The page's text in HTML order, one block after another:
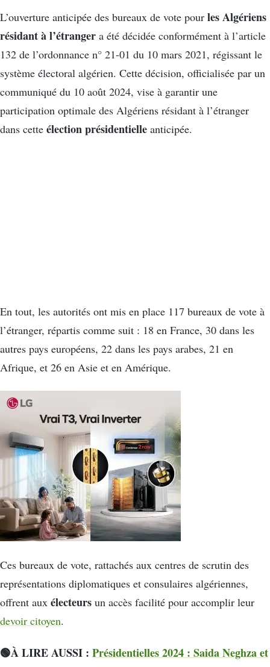
L’ouverture anticipée des bureaux de vote pour les Algériens
résidant à l’étranger a été décidée conformément à l’article
132 de l’ordonnance n° 21-01 du 10 mars 2021, régissant le
système électoral algérien. Cette décision, officialisée par un
communiqué du 10 août 2024, vise à garantir une
participation optimale des Algériens résidant à l’étranger
dans cette élection présidentielle anticipée.
En tout, les autorités ont mis en place 117 bureaux de vote à
l’étranger, répartis comme suit : 18 en France, 30 dans les
autres pays européens, 22 dans les pays arabes, 21 en
Afrique, et 26 en Asie et en Amérique.
Ces bureaux de vote, rattachés aux centres de scrutin des
représentations diplomatiques et consulaires algériennes,
offrent aux électeurs un accès facilité pour accomplir leur
devoir citoyen.
🟢À LIRE AUSSI : Présidentielles 2024 : Saida Neghza et